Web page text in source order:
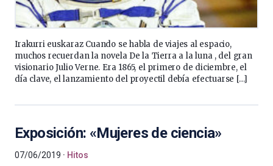
Irakurri euskaraz Cuando se habla de viajes al espacio,
muchos recuerdan la novela De la Tierra a la luna , del gran
visionario Julio Verne. Era 1865, el primero de diciembre, el
día clave, el lanzamiento del proyectil debía efectuarse […]
Exposición: «Mujeres de ciencia»
07/06/2019 Hitos